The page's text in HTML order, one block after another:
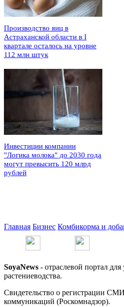
Производство яиц в
Астраханской области в I
квартале осталось на уровне
112 млн штук
Инвестиции компании
"Логика молока" до 2030 года
могут превысить 120 млрд
рублей
Главная Бизнес Комбикорма и
SoyaNews - отраслевой портал
растениеводства.
Свидетельство о регистрации
коммуникаций (Роскомнадзор).